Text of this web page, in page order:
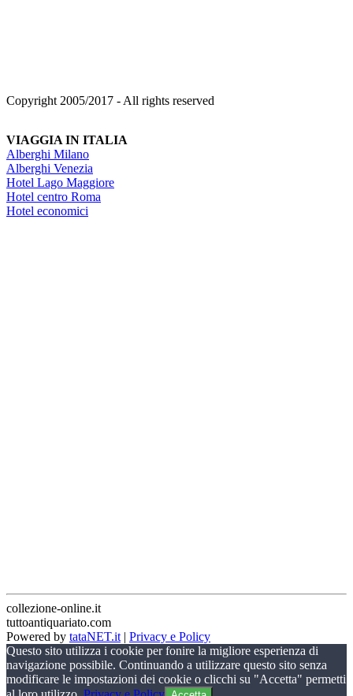
Copyright 2005/2017 - All rights reserved
VIAGGIA IN ITALIA
Alberghi Milano
Alberghi Venezia
Hotel Lago Maggiore
Hotel centro Roma
Hotel economici
collezione-online.it
tuttoantiquariato.com
Powered by tataNET.it | Privacy e Policy
Questo sito utilizza i cookie per fonire la migliore esperienza di
navigazione possibile. Continuando a utilizzare questo sito senza
modificare le impostazioni dei cookie o clicchi su "Accetta" permetti